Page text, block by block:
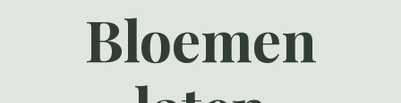
Bloemen